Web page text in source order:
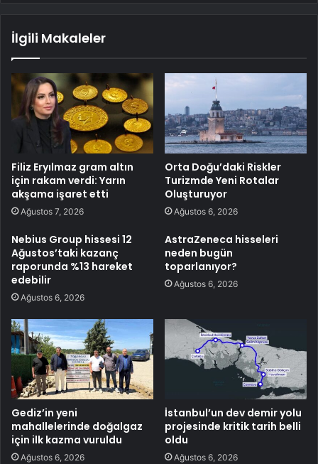
İlgili Makaleler
Filiz Eryılmaz gram altın
için rakam verdi: Yarın
akşama işaret etti
Ağustos 7, 2026
Orta Doğu’daki Riskler
Turizmde Yeni Rotalar
Oluşturuyor
Ağustos 6, 2026
Nebius Group hissesi 12
Ağustos’taki kazanç
raporunda %13 hareket
edebilir
Ağustos 6, 2026
AstraZeneca hisseleri
neden bugün
toparlanıyor?
Ağustos 6, 2026
Gediz’in yeni
mahallelerinde doğalgaz
için ilk kazma vuruldu
Ağustos 6, 2026
İstanbul’un dev demir yolu
projesinde kritik tarih belli
oldu
Ağustos 6, 2026